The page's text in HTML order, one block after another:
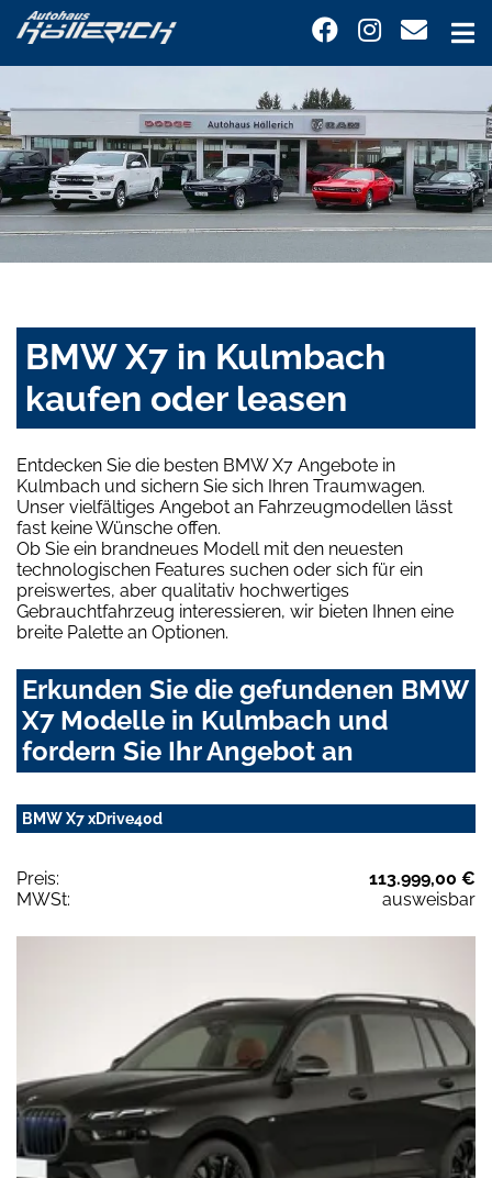
BMW X7 in Kulmbach
kaufen oder leasen
Entdecken Sie die besten BMW X7 Angebote in
Kulmbach und sichern Sie sich Ihren Traumwagen.
Unser vielfältiges Angebot an Fahrzeugmodellen lässt
fast keine Wünsche offen.
Ob Sie ein brandneues Modell mit den neuesten
technologischen Features suchen oder sich für ein
preiswertes, aber qualitativ hochwertiges
Gebrauchtfahrzeug interessieren, wir bieten Ihnen eine
breite Palette an Optionen.
Erkunden Sie die gefundenen BMW
X7 Modelle in Kulmbach und
fordern Sie Ihr Angebot an
BMW X7 xDrive40d
Preis:
113.999,00 €
MWSt:
ausweisbar